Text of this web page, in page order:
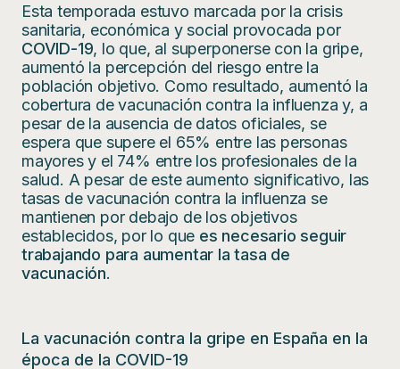
Esta temporada estuvo marcada por la crisis
sanitaria, económica y social provocada por
COVID-19, lo que, al superponerse con la gripe,
aumentó la percepción del riesgo entre la
población objetivo. Como resultado, aumentó la
cobertura de vacunación contra la influenza y, a
pesar de la ausencia de datos oficiales, se
espera que supere el 65% entre las personas
mayores y el 74% entre los profesionales de la
salud. A pesar de este aumento significativo, las
tasas de vacunación contra la influenza se
mantienen por debajo de los objetivos
establecidos, por lo que es necesario seguir
trabajando para aumentar la tasa de
vacunación.
La vacunación contra la gripe en España en la
época de la COVID-19